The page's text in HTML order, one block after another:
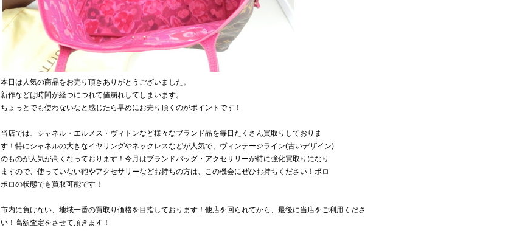
本日は人気の商品をお売り頂きありがとうございました。
新作などは時間が経つにつれて値崩れしてしまいます。
ちょっとでも使わないなと感じたら早めにお売り頂くのがポイントです！
当店では、シャネル・エルメス・ヴィトンなど様々なブランド品を毎日たくさん買取りしておりま
す！特にシャネルの大きなイヤリングやネックレスなどが人気で、ヴィンテージライン(古いデザイン)
のものが人気が高くなっております！今月はブランドバッグ・アクセサリーが特に強化買取りになり
ますので、使っていない鞄やアクセサリーなどお持ちの方は、この機会にぜひお持ちください！ボロ
ボロの状態でも買取可能です！
市内に負けない、地域一番の買取り価格を目指しております！他店を回られてから、最後に当店をご利用くださ
い！高額査定をさせて頂きます！